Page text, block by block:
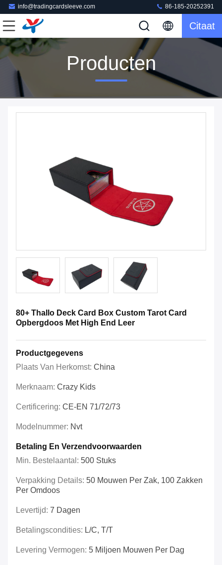
info@tradingcardsleeve.com 86-185-20252391
Citaat
Producten
80+ Thallo Deck Card Box Custom Tarot Card
Opbergdoos Met High End Leer
Productgegevens
Plaats Van Herkomst: China
Merknaam: Crazy Kids
Certificering: CE-EN 71/72/73
Modelnummer: Nvt
Betaling En Verzendvoorwaarden
Min. Bestelaantal: 500 Stuks
Verpakking Details: 50 Mouwen Per Zak, 100 Zakken
Per Omdoos
Levertijd: 7 Dagen
Betalingscondities: L/C, T/T
Levering Vermogen: 5 Miljoen Mouwen Per Dag